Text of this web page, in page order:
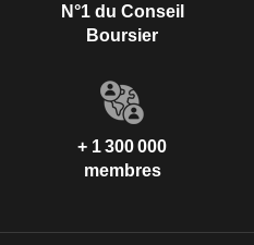
N°1 du Conseil
Boursier
+ 1 300 000
membres